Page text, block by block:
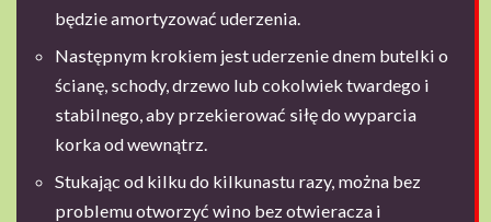
będzie amortyzować uderzenia.
Następnym krokiem jest uderzenie dnem butelki o
ścianę, schody, drzewo lub cokolwiek twardego i
stabilnego, aby przekierować siłę do wyparcia
korka od wewnątrz.
Stukając od kilku do kilkunastu razy, można bez
problemu otworzyć wino bez otwieracza i